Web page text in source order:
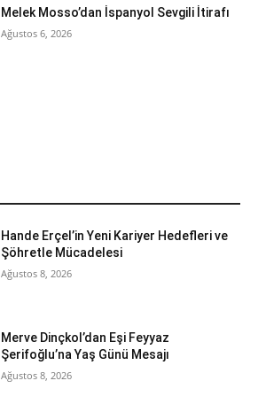
Melek Mosso’dan İspanyol Sevgili İtirafı
Ağustos 6, 2026
Hande Erçel’in Yeni Kariyer Hedefleri ve
Şöhretle Mücadelesi
Ağustos 8, 2026
Merve Dinçkol’dan Eşi Feyyaz
Şerifoğlu’na Yaş Günü Mesajı
Ağustos 8, 2026